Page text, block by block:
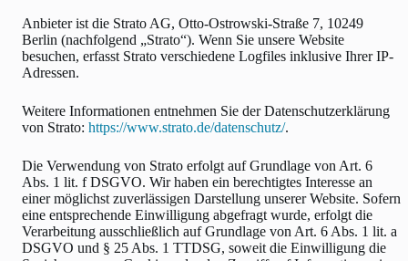
Anbieter ist die Strato AG, Otto-Ostrowski-Straße 7, 10249
Berlin (nachfolgend „Strato“). Wenn Sie unsere Website
besuchen, erfasst Strato verschiedene Logfiles inklusive Ihrer IP-
Adressen.
Weitere Informationen entnehmen Sie der Datenschutzerklärung
von Strato: https://www.strato.de/datenschutz/.
Die Verwendung von Strato erfolgt auf Grundlage von Art. 6
Abs. 1 lit. f DSGVO. Wir haben ein berechtigtes Interesse an
einer möglichst zuverlässigen Darstellung unserer Website. Sofern
eine entsprechende Einwilligung abgefragt wurde, erfolgt die
Verarbeitung ausschließlich auf Grundlage von Art. 6 Abs. 1 lit. a
DSGVO und § 25 Abs. 1 TTDSG, soweit die Einwilligung die